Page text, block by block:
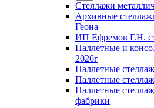
Стеллажи
Архивные
Геона
ИП Ефремов Г.Н.
Паллетные и
2026г
Паллетные
Паллетные
Паллетные
фабрики